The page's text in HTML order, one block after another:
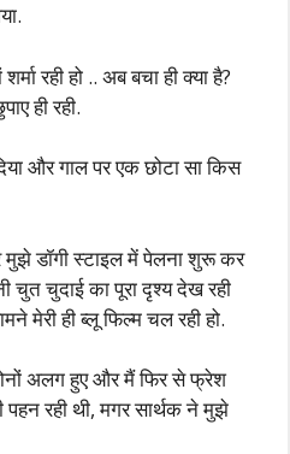
रही हो .. अब बचा ही क्या है?
ही रही.
और गाल पर एक छोटा सा किस
डॉगी स्टाइल में पेलना शुरू कर
चुत चुदाई का पूरा दृश्य देख रही
मेरी ही ब्लू फिल्म चल रही हो.
अलग हुए और मैं फिर से फ्रेश
रही थी, मगर सार्थक ने मुझे